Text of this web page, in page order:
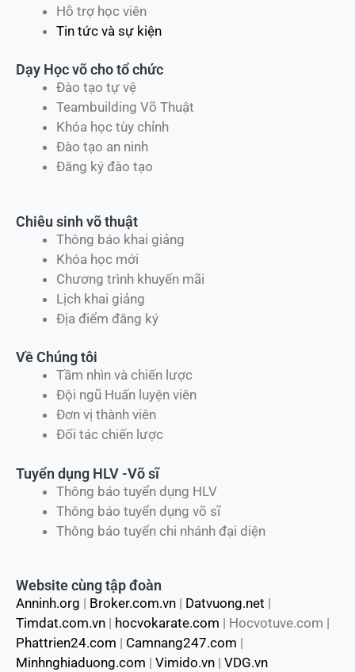
Hỗ trợ học viên
Tin tức và sự kiện
Dạy Học võ cho tổ chức
Đào tạo tự vệ
Teambuilding Võ Thuật
Khóa học tùy chỉnh
Đào tạo an ninh
Đăng ký đào tạo
Chiêu sinh võ thuật
Thông báo khai giảng
Khóa học mới
Chương trình khuyến mãi
Lịch khai giảng
Địa điểm đăng ký
Về Chúng tôi
Tầm nhìn và chiến lược
Đội ngũ Huấn luyện viên
Đơn vị thành viên
Đối tác chiến lược
Tuyển dụng HLV -Võ sĩ
Thông báo tuyển dụng HLV
Thông báo tuyển dụng võ sĩ
Thông báo tuyển chi nhánh đại diện
Website cùng tập đoàn
Anninh.org | Broker.com.vn | Datvuong.net |
Timdat.com.vn | hocvokarate.com | Hocvotuve.com |
Phattrien24.com | Camnang247.com |
Minhnghiaduong.com | Vimido.vn | VDG.vn